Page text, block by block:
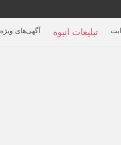
تبلیغات انبوه آگهی‌های ویژه